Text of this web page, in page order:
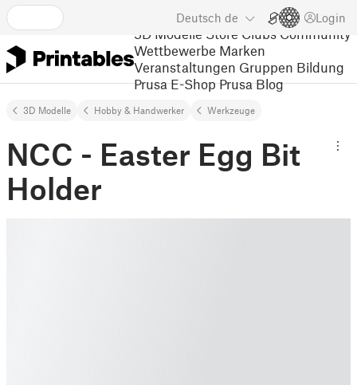
Deutsch de Login
3D Modelle Store Clubs Community
Wettbewerbe Marken
Veranstaltungen Gruppen Bildung
Prusa E-Shop Prusa Blog
3D Modelle Hobby & Handwerker Werkzeuge
NCC - Easter Egg Bit
Holder